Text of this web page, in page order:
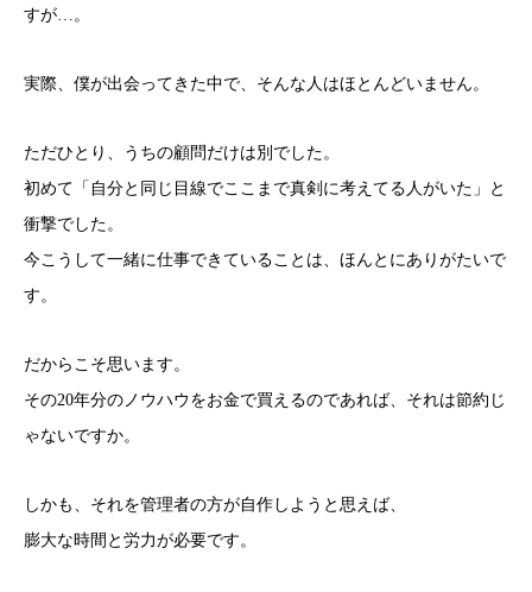
すが…。
実際、僕が出会ってきた中で、そんな人はほとんどいません。
ただひとり、うちの顧問だけは別でした。
初めて「自分と同じ目線でここまで真剣に考えてる人がいた」と
衝撃でした。
今こうして一緒に仕事できていることは、ほんとにありがたいで
す。
だからこそ思います。
その20年分のノウハウをお金で買えるのであれば、それは節約じ
ゃないですか。
しかも、それを管理者の方が自作しようと思えば、
膨大な時間と労力が必要です。